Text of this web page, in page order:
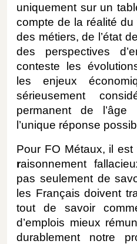
uniquement sur un
compte de la réalité
des métiers, de l’état
des perspectives
conteste les
les enjeux
sérieusement
permanent de
l’unique réponse
Pour FO Métaux, il
raisonnement
pas seulement de
les Français doivent
tout de savoir
d’emplois mieux
durablement notre